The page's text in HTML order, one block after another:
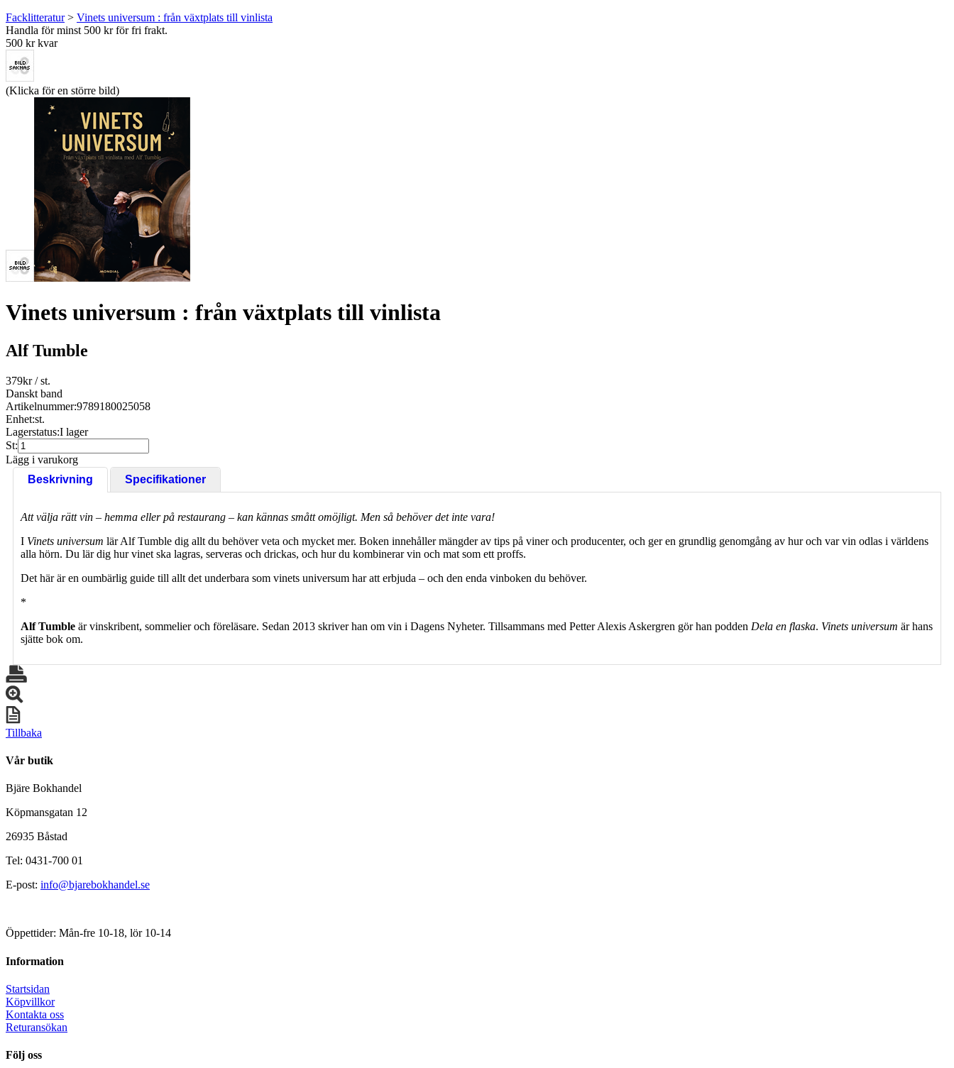
Facklitteratur> Vinets universum : från växtplats till vinlista
Handla för minst 500 kr för fri frakt.
500 kr kvar
(Klicka för en större bild)
Vinets universum : från växtplats till vinlista
Alf Tumble
379kr/ st.
Danskt band
Artikelnummer:9789180025058
Enhet:st.
Lagerstatus:I lager
St:
Lägg i varukorg
Beskrivning
Specifikationer
Att välja rätt vin – hemma eller på restaurang – kan kännas smått omöjligt. Men så behöver det inte vara!
I Vinets universum lär Alf Tumble dig allt du behöver veta och mycket mer. Boken innehåller mängder av tips på viner och producenter, och ger en grundlig genomgång av hur och var vin odlas i världens
alla hörn. Du lär dig hur vinet ska lagras, serveras och drickas, och hur du kombinerar vin och mat som ett proffs.
Det här är en oumbärlig guide till allt det underbara som vinets universum har att erbjuda – och den enda vinboken du behöver.
*
Alf Tumble är vinskribent, sommelier och föreläsare. Sedan 2013 skriver han om vin i Dagens Nyheter. Tillsammans med Petter Alexis Askergren gör han podden Dela en flaska. Vinets universum är hans
sjätte bok om.
Tillbaka
Vår butik
Bjäre Bokhandel
Köpmansgatan 12
26935 Båstad
Tel: 0431-700 01
E-post: info@bjarebokhandel.se
Öppettider: Mån-fre 10-18, lör 10-14
Information
Startsidan
Köpvillkor
Kontakta oss
Returansökan
Följ oss